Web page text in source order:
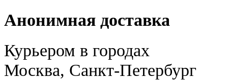
Анонимная доставка
Курьером в городах
Москва, Санкт-Петербург